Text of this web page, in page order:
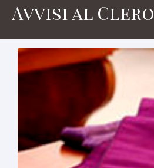
Avvisi al Clero